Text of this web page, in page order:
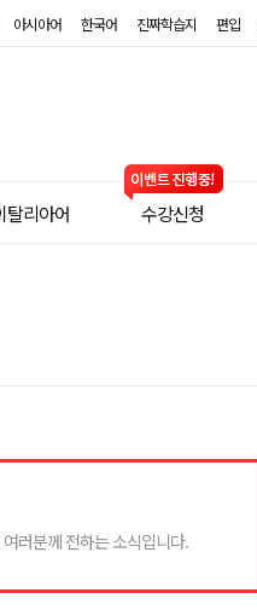
아시아어 한국어 진짜학습지 편입
탈리아어 수강신청
러분께 전하는 소식입니다.